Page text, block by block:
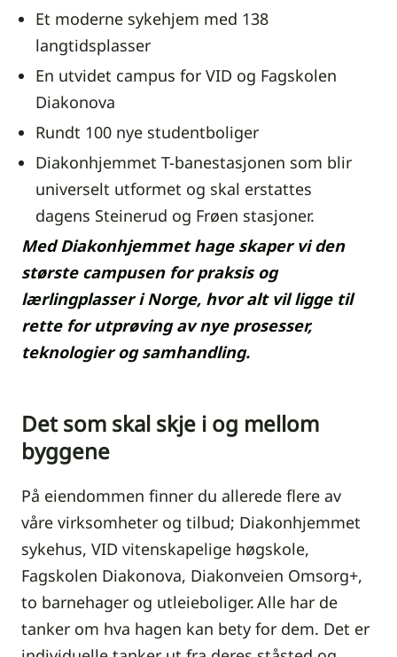
Et moderne sykehjem med 138
langtidsplasser
En utvidet campus for VID og Fagskolen
Diakonova
Rundt 100 nye studentboliger
Diakonhjemmet T-banestasjonen som blir
universelt utformet og skal erstattes
dagens Steinerud og Frøen stasjoner.
Med Diakonhjemmet hage skaper vi den
største campusen for praksis og
lærlingplasser i Norge, hvor alt vil ligge til
rette for utprøving av nye prosesser,
teknologier og samhandling.
Det som skal skje i og mellom
byggene
På eiendommen finner du allerede flere av
våre virksomheter og tilbud; Diakonhjemmet
sykehus, VID vitenskapelige høgskole,
Fagskolen Diakonova, Diakonveien Omsorg+,
to barnehager og utleieboliger. Alle har de
tanker om hva hagen kan bety for dem. Det er